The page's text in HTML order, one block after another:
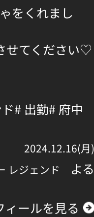
をくれまし
せてください♡
# 出勤# 府中
2024.12.16(月)
レジェンド
よる
ィールを見る